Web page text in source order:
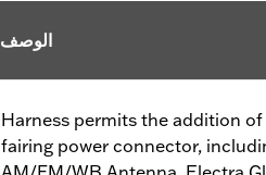
الوصف
Harness permits the addition
fairing power connector,